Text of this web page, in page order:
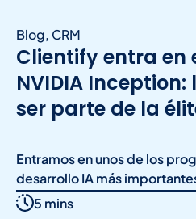
Blog, CRM
Clientify entra en
NVIDIA
ser parte de la
Entramos en unos de los
desarrollo IA más
5 mins